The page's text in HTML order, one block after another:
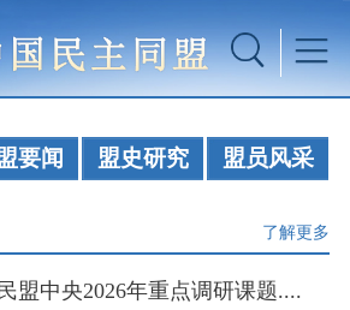
要闻 盟史研究 盟员风采
了解更多
盟中央2026年重点调研课题....